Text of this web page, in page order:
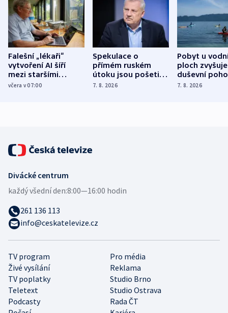
Falešní „lékaři“
vytvoření AI šíří
mezi staršími
Poláky nebezpečné
včera v 07:00
Spekulace o
přímém ruském
útoku jsou pošetilé,
míní estonský
7. 8. 2026
Pobyt u
ploch zvyšuje
duševní
ukázala
7. 8. 2026
TV program
Pro média
Živé vysílání
Reklama
TV poplatky
Studio Brno
Teletext
Studio Ostrava
Podcasty
Rada ČT
Divácké centrum
každý všední den:8:00—16:00 hodin
261 136 113
info@ceskatelevize.cz